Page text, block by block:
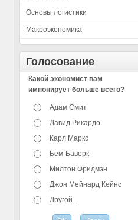
Основы логистики
Макроэкономика
Голосование
Какой экономист вам
импонирует больше всего?
Адам Смит
Давид Рикардо
Карл Маркс
Бем-Баверк
Милтон Фридмэн
Джон Мейнард Кейнс
Другой...